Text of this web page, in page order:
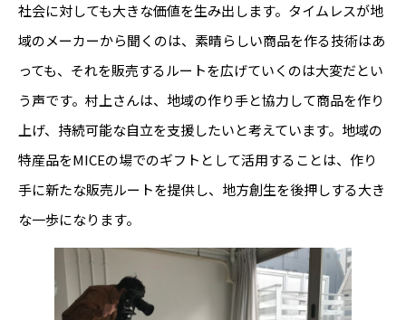
社会に対しても大きな価値を生み出します。タイムレスが地
域のメーカーから聞くのは、素晴らしい商品を作る技術はあ
っても、それを販売するルートを広げていくのは大変だとい
う声です。村上さんは、地域の作り手と協力して商品を作り
上げ、持続可能な自立を支援したいと考えています。地域の
特産品をMICEの場でのギフトとして活用することは、作り
手に新たな販売ルートを提供し、地方創生を後押しする大き
な一歩になります。